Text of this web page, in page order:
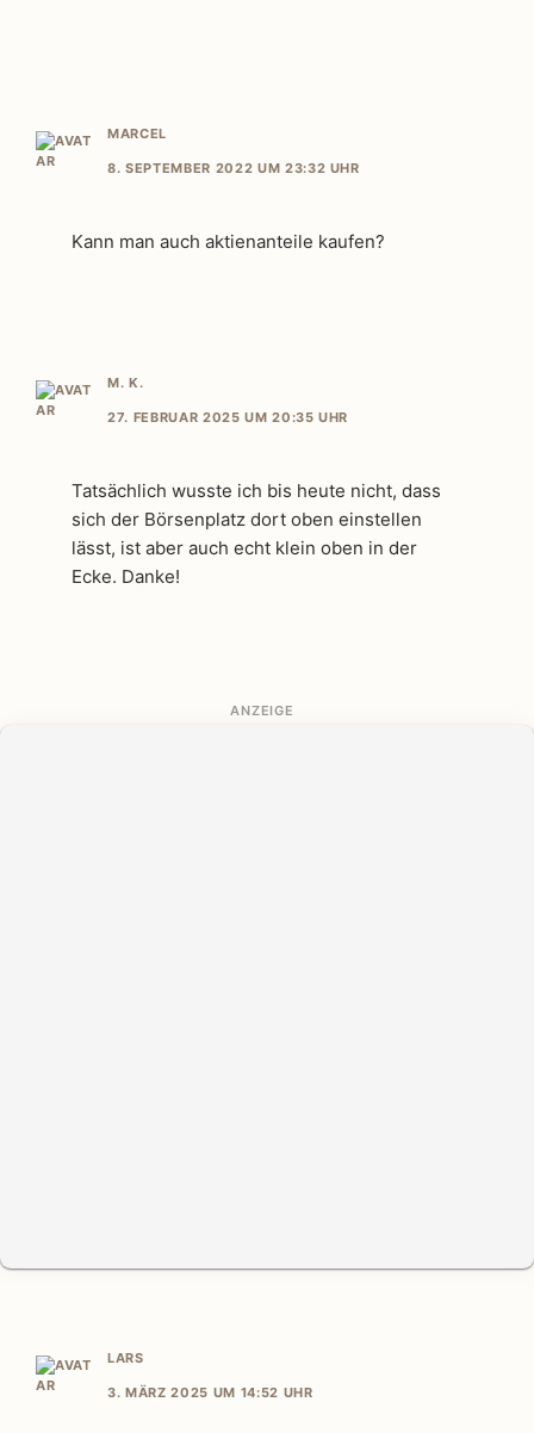
MARCEL
8. SEPTEMBER 2022 UM 23:32 UHR
Kann man auch aktienanteile kaufen?
M. K.
27. FEBRUAR 2025 UM 20:35 UHR
Tatsächlich wusste ich bis heute nicht, dass
sich der Börsenplatz dort oben einstellen
lässt, ist aber auch echt klein oben in der
Ecke. Danke!
ANZEIGE
LARS
3. MÄRZ 2025 UM 14:52 UHR